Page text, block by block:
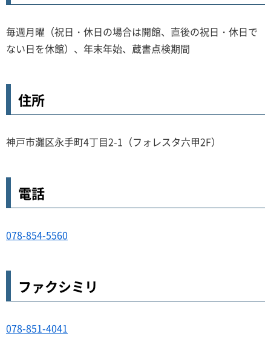
毎週月曜（祝日・休日の場合は開館、直後の祝日・休日で
ない日を休館）、年末年始、蔵書点検期間
住所
神戸市灘区永手町4丁目2-1（フォレスタ六甲2F）
電話
078-854-5560
ファクシミリ
078-851-4041